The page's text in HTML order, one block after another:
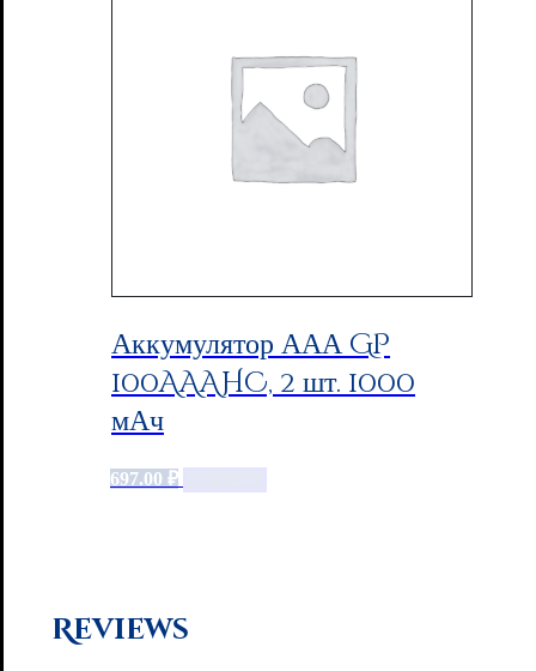
Аккумулятор ААА GP
100AAAHC, 2 шт. 1000
мАч
697.00 ₽
Reviews